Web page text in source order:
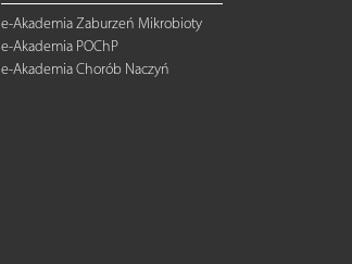
e-Akademia Zaburzeń Mikrobioty
e-Akademia POChP
e-Akademia Chorób Naczyń